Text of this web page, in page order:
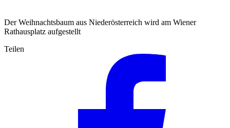
Der Weihnachtsbaum aus Niederösterreich wird am Wiener
Rathausplatz aufgestellt
Teilen